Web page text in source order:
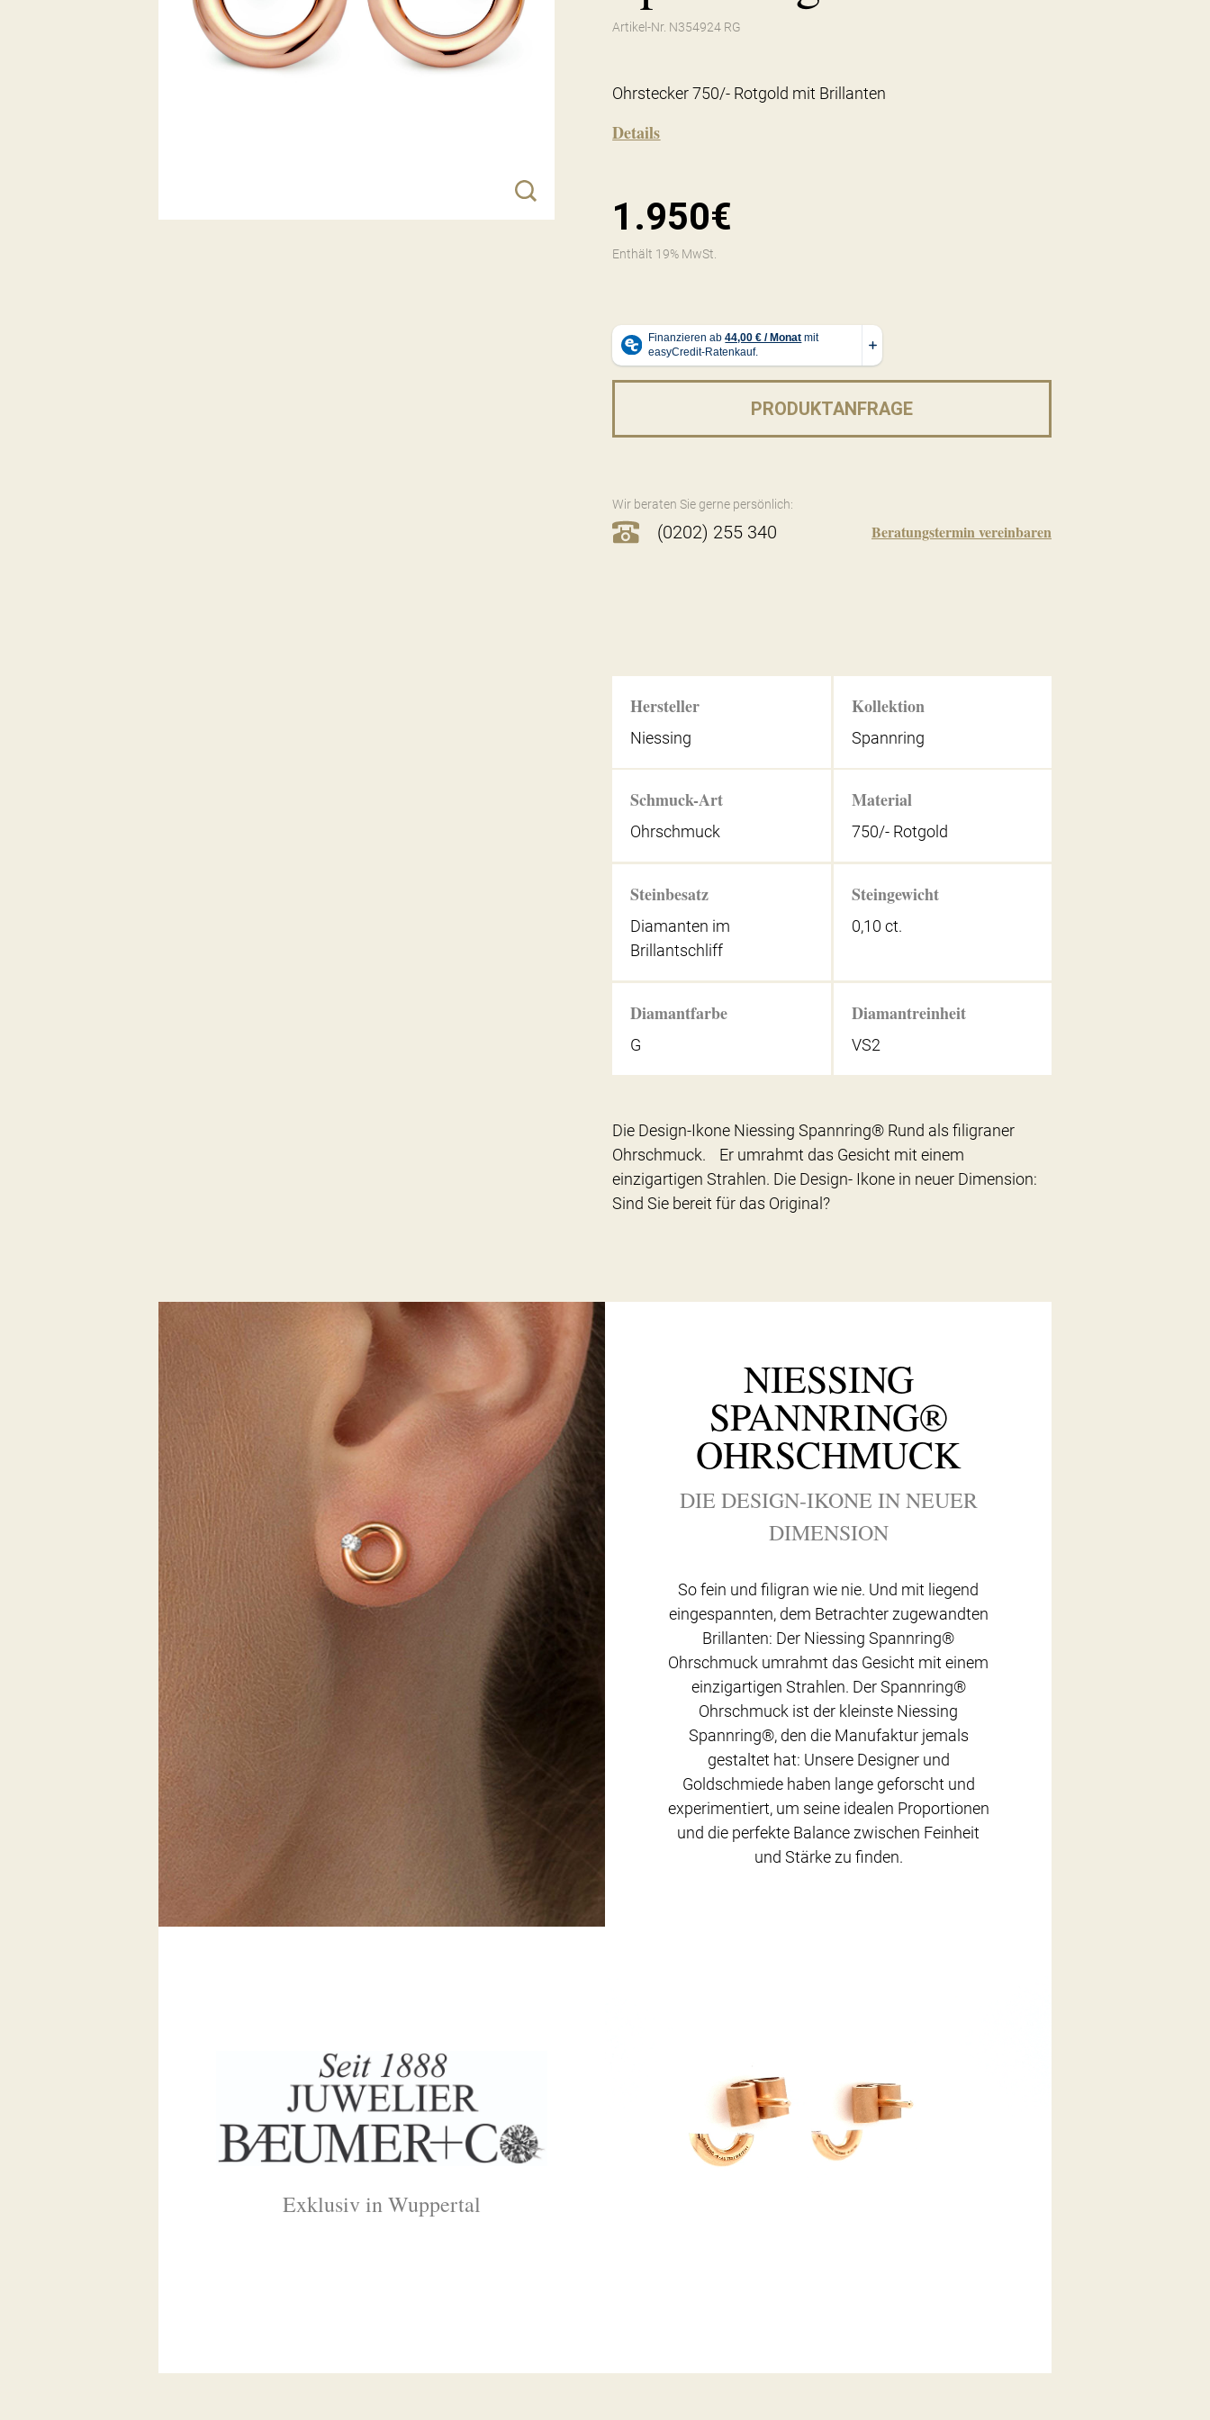
Artikel-Nr. N354924 RG
Ohrstecker 750/- Rotgold mit Brillanten
Details
1.950€
Enthält 19% MwSt.
PRODUKTANFRAGE
Wir beraten Sie gerne persönlich:
(0202) 255 340 Beratungstermin vereinbaren
Hersteller
Niessing
Kollektion
Spannring
Schmuck-Art
Ohrschmuck
Material
750/- Rotgold
Steinbesatz
Diamanten im
Brillantschliff
Steingewicht
0,10 ct.
Diamantfarbe
G
Diamantreinheit
VS2
Die Design-Ikone Niessing Spannring® Rund als filigraner
Ohrschmuck. Er umrahmt das Gesicht mit einem
einzigartigen Strahlen. Die Design- Ikone in neuer Dimension:
Sind Sie bereit für das Original?
NIESSING
SPANNRING®
OHRSCHMUCK
DIE DESIGN-IKONE IN NEUER
DIMENSION
So fein und filigran wie nie. Und mit liegend
eingespannten, dem Betrachter zugewandten
Brillanten: Der Niessing Spannring®
Ohrschmuck umrahmt das Gesicht mit einem
einzigartigen Strahlen. Der Spannring®
Ohrschmuck ist der kleinste Niessing
Spannring®, den die Manufaktur jemals
gestaltet hat: Unsere Designer und
Goldschmiede haben lange geforscht und
experimentiert, um seine idealen Proportionen
und die perfekte Balance zwischen Feinheit
und Stärke zu finden.
Exklusiv in Wuppertal